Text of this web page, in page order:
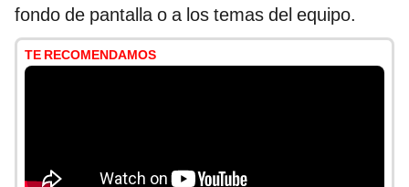
fondo de pantalla o a los temas del equipo.
TE RECOMENDAMOS